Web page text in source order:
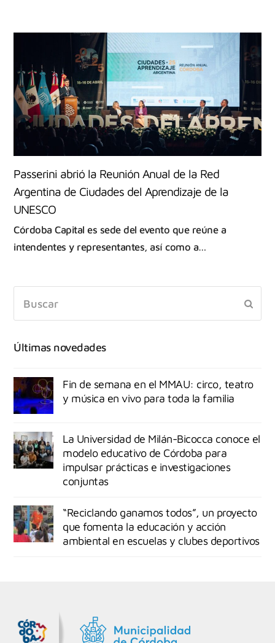
Passerini abrió la Reunión Anual de la Red
Argentina de Ciudades del Aprendizaje de la
UNESCO
Córdoba Capital es sede del evento que reúne a
intendentes y representantes, así como a…
Últimas novedades
Fin de semana en el MMAU: circo, teatro
y música en vivo para toda la familia
La Universidad de Milán-Bicocca conoce el
modelo educativo de Córdoba para
impulsar prácticas e investigaciones
conjuntas
“Reciclando ganamos todos”, un proyecto
que fomenta la educación y acción
ambiental en escuelas y clubes deportivos